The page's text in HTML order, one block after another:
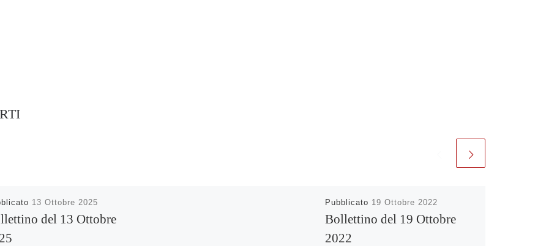
13 Ottobre 2025
del 13 Ottobre
Pubblicato 19 Ottobre 2022
Bollettino del 19 Ottobre
2022